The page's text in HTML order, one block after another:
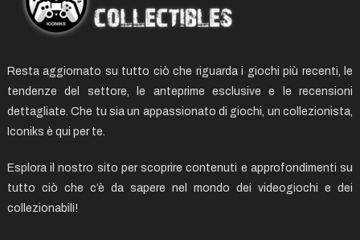
Resta aggiornato su tutto ciò che riguarda i giochi più recenti, le
tendenze del settore, le anteprime esclusive e le recensioni
dettagliate. Che tu sia un appassionato di giochi, un collezionista,
Iconiks è qui per te.
Esplora il nostro sito per scoprire contenuti e approfondimenti su
tutto ciò che c’è da sapere nel mondo dei videogiochi e dei
collezionabili!